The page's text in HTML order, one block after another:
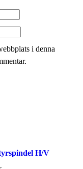
i denna
H/V